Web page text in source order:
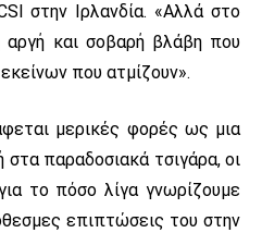
στην Ιρλανδία. «Αλλά στο
αργή και σοβαρή βλάβη που
που ατμίζουν».
μερικές φορές ως μια
παραδοσιακά τσιγάρα, οι
το πόσο λίγα γνωρίζουμε
επιπτώσεις του στην